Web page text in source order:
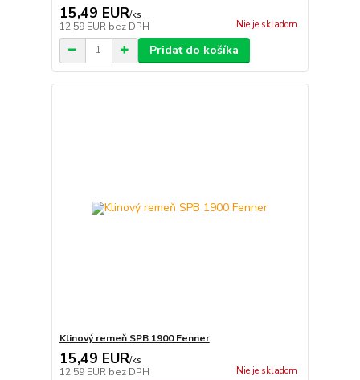
15,49 EUR/ks
12,59 EUR bez DPH Nie je skladom
Pridať do košíka
Klinový remeň SPB 1900 Fenner
15,49 EUR/ks
12,59 EUR bez DPH Nie je skladom